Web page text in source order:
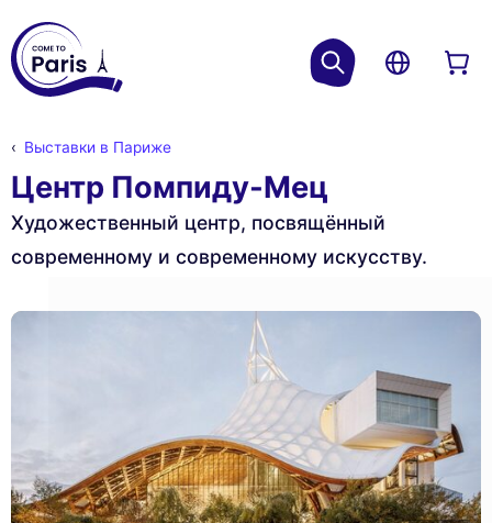
Выставки в Париже
Центр Помпиду-Мец
Художественный центр, посвящённый
современному и современному искусству.